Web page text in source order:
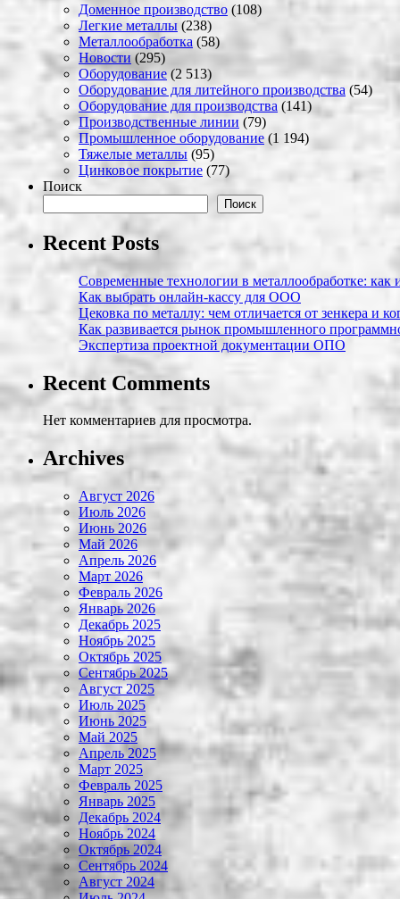
Доменное производство (108)
Легкие металлы (238)
Металлообработка (58)
Новости(295)
Оборудование (2 513)
Оборудование для литейного производства (54)
Оборудование для производства (141)
Производственные линии (79)
Промышленное оборудование (1 194)
Тяжелые металлы (95)
Цинковое покрытие (77)
Поиск
Поиск
Recent Posts
Современные технологии в металлообработке: как
Как выбрать онлайн-кассу для ООО
Цековка по металлу: чем отличается от зенкера и
Как развивается рынок промышленного
Экспертиза проектной документации ОПО
Recent Comments
Нет комментариев для просмотра.
Archives
Август 2026
Июль 2026
Июнь 2026
Май 2026
Апрель 2026
Март 2026
Февраль 2026
Январь 2026
Декабрь 2025
Ноябрь 2025
Октябрь 2025
Сентябрь 2025
Август 2025
Июль 2025
Июнь 2025
Май 2025
Апрель 2025
Март 2025
Февраль 2025
Январь 2025
Декабрь 2024
Ноябрь 2024
Октябрь 2024
Сентябрь 2024
Август 2024